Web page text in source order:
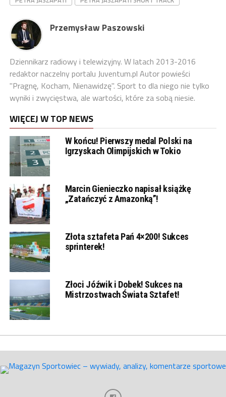
Przemysław Paszowski
Dziennikarz radiowy i telewizyjny. W latach 2013-2016
redaktor naczelny portalu Juventum.pl Autor powieści
"Pragnę, Kocham, Nienawidzę". Sport to dla niego nie tylko
wyniki i zwycięstwa, ale wartości, które za sobą niesie.
WIĘCEJ W TOP NEWS
W końcu! Pierwszy medal Polski na
Igrzyskach Olimpijskich w Tokio
Marcin Gienieczko napisał książkę
„Zatańczyć z Amazonką”!
Złota sztafeta Pań 4×200! Sukces
sprinterek!
Złoci Jóźwik i Dobek! Sukces na
Mistrzostwach Świata Sztafet!